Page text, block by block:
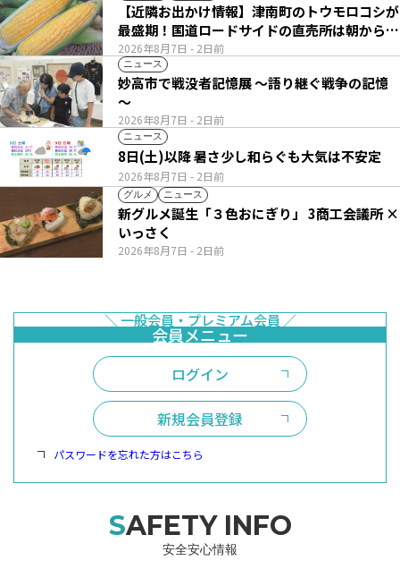
2026年8月7日 - 2日前
【近隣お出かけ情報】津南町のトウモロコシが
最盛期！国道ロードサイドの直売所は朝から長
い列
ニュース
2026年8月7日 - 2日前
妙高市で戦没者記憶展 ～語り継ぐ戦争の記憶
～
ニュース
2026年8月7日 - 2日前
8日(土)以降 暑さ少し和らぐも大気は不安定
グルメ ニュース
2026年8月7日 - 2日前
新グルメ誕生「３色おにぎり」 3商工会議所 ×
いっさく
ログイン
新規会員登録
パスワードを忘れた方はこちら
SAFETY INFO
安全安心情報